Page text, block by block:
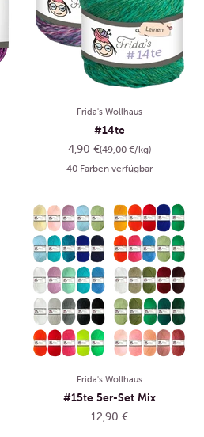
Frida's Wollhaus
#14te
Angebot
4,90 €(49,00 €/kg)
40 Farben verfügbar
Frida's Wollhaus
#15te 5er-Set Mix
Angebot
12,90 €